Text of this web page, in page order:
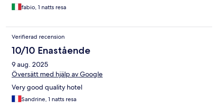
fabio, 1 natts resa
Verifierad recension
10/10 Enastående
9 aug. 2025
Översätt med hjälp av Google
Very good quality hotel
Sandrine, 1 natts resa